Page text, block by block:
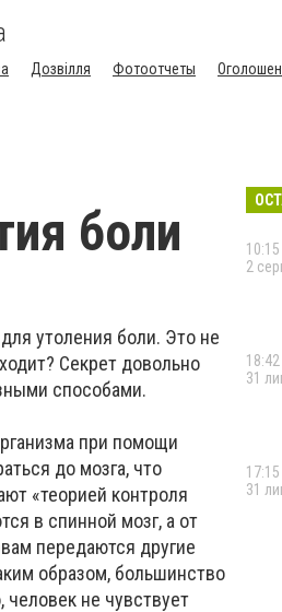
Дозвілля Фотоотчеты
боли
утоления боли. Это не
Секрет довольно
способами.
при помощи
до мозга, что
«теорией контроля
в спинной мозг, а от
передаются другие
образом, большинство
человек не чувствует
10:15
2
18:42
31
17:15
31